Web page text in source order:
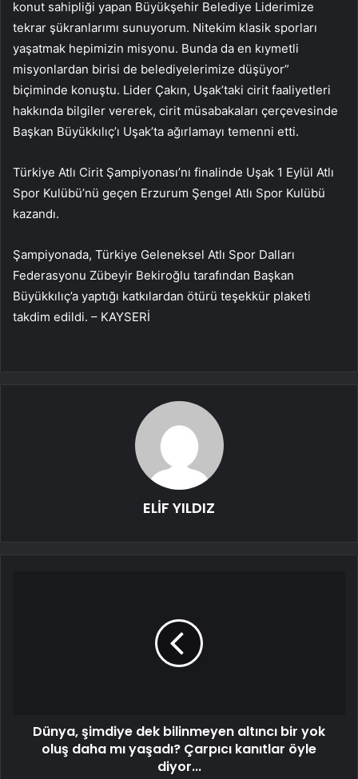
konut sahipliği yapan Büyükşehir Belediye Liderimize
tekrar şükranlarımı sunuyorum. Nitekim klasik sporları
yaşatmak hepimizin misyonu. Bunda da en kıymetli
misyonlardan birisi de belediyelerimize düşüyor”
biçiminde konuştu. Lider Çakın, Uşak’taki cirit faaliyetleri
hakkında bilgiler vererek, cirit müsabakaları çerçevesinde
Başkan Büyükkılıç’ı Uşak’ta ağırlamayı temenni etti.
Türkiye Atlı Cirit Şampiyonası’nı finalinde Uşak 1 Eylül Atlı
Spor Kulübü’nü geçen Erzurum Şengel Atlı Spor Kulübü
kazandı.
Şampiyonada, Türkiye Geleneksel Atlı Spor Dalları
Federasyonu Zübeyir Bekiroğlu tarafından Başkan
Büyükkılıç’a yaptığı katkılardan ötürü teşekkür plaketi
takdim edildi. – KAYSERİ
ELİF YILDIZ
Dünya, şimdiye dek bilinmeyen altıncı bir yok
oluş daha mı yaşadı? Çarpıcı kanıtlar öyle
diyor...